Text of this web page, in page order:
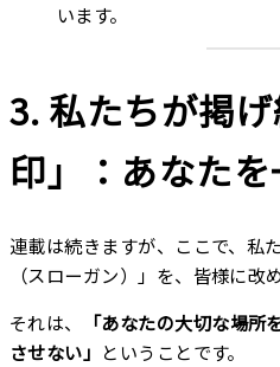
います。
3. 私たちが掲
印」：あなた
連載は続きますが、ここで、私
（スローガン）」を、皆様に改
それは、
「あなたの大切な場
させない」 ということです。